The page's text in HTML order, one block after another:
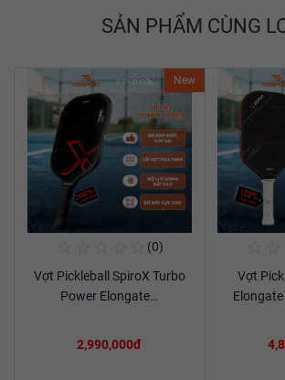
SẢN PHẨM CÙNG
New
Xem chi tiết
(0)
Vợt Pickleball SpiroX Turbo
Power Elongate…
2,990,000đ
Vợt